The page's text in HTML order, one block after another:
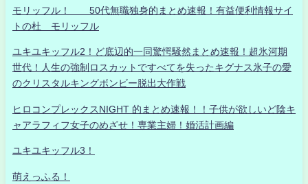
モリッフル！ 50代無職独身的まとめ速報！有益便利情報サイ
トの杜 モリッフル
ユキユキッフル2！ど底辺的一同驚愕騒然まとめ速報！超氷河期
世代！人生の強制ロスカットですべてを失ったキグナス氷子の愛
のクリスタルキングボンビー脱出大作戦
ヒロコンプレックスNIGHT 的まとめ速報！！子供が欲しいど陰キ
ャアラフィフ女子のめざせ！専業主婦！婚活計画編
ユキユキッフル3！
萌えっふる！